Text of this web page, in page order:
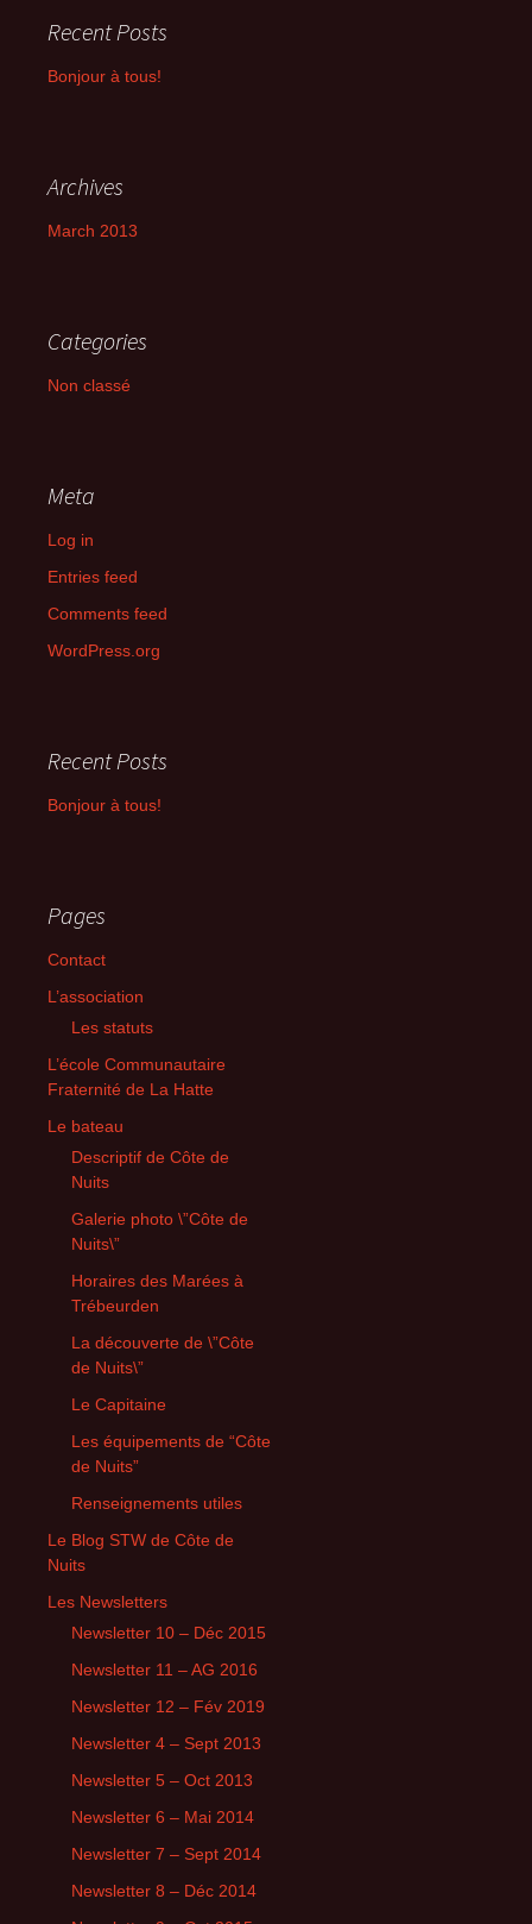
Recent Posts
Bonjour à tous!
Archives
March 2013
Categories
Non classé
Meta
Log in
Entries feed
Comments feed
WordPress.org
Recent Posts
Bonjour à tous!
Pages
Contact
L’association
Les statuts
L’école Communautaire
Fraternité de La Hatte
Le bateau
Descriptif de Côte de
Nuits
Galerie photo \”Côte de
Nuits\”
Horaires des Marées à
Trébeurden
La découverte de \”Côte
de Nuits\”
Le Capitaine
Les équipements de “Côte
de Nuits”
Renseignements utiles
Le Blog STW de Côte de
Nuits
Les Newsletters
Newsletter 10 – Déc 2015
Newsletter 11 – AG 2016
Newsletter 12 – Fév 2019
Newsletter 4 – Sept 2013
Newsletter 5 – Oct 2013
Newsletter 6 – Mai 2014
Newsletter 7 – Sept 2014
Newsletter 8 – Déc 2014